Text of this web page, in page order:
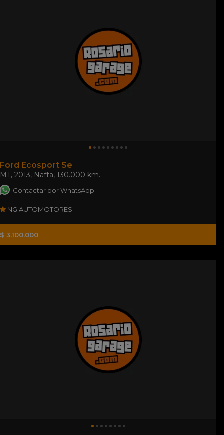
Ford Ecosport Se
MT, 2013, Nafta, 130.000 km.
Contactar por WhatsApp
NG AUTOMOTORES
$ 3.100.000